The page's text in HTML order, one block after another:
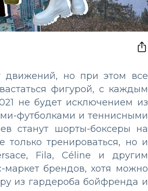
движений, но при этом все
фигурой, с каждым
не будет исключением из
футболками и теннисными
станут шорты-боксеры на
только тренироваться, но и
Fila, Céline и другим
брендов, хотя можно
из гардероба бойфренда и